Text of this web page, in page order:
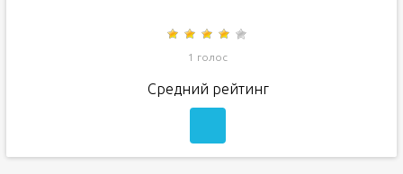
1 голос
Средний рейтинг